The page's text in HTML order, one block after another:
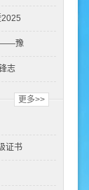
——豫
志
更多>>
证书